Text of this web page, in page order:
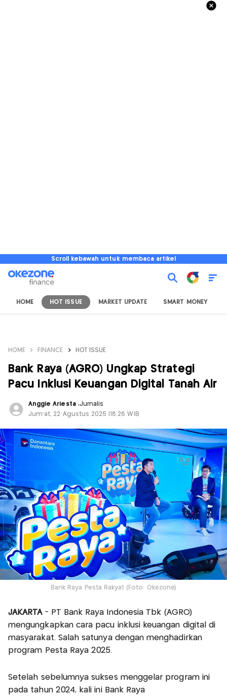
Scroll kebawah untuk membaca artikel
HOME HOT ISSUE MARKET UPDATE SMART MONEY
HOME FINANCE HOT ISSUE
Bank Raya (AGRO) Ungkap Strategi
Pacu Inklusi Keuangan Digital Tanah Air
Anggie Ariesta ,Jurnalis
Jum'at, 22 Agustus 2025 |18:26 WIB
Bank Raya Pesta Rakyat (Foto: Okezone)
JAKARTA- PT Bank Raya Indonesia Tbk (AGRO)
mengungkapkan cara pacu inklusi keuangan digital di
masyarakat. Salah satunya dengan menghadirkan
program Pesta Raya 2025.
Setelah sebelumnya sukses menggelar program ini
pada tahun 2024, kali ini Bank Raya